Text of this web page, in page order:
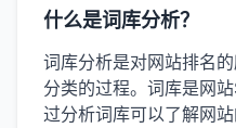
什么是词库分析？
词库分析是对网站排名
分类的过程。词库是网
过分析词库可以了解网